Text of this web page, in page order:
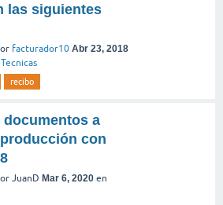
las siguientes
facturador10 Abr 23, 2018
recibo
documentos a
con
JuanD Mar 6, 2020 en